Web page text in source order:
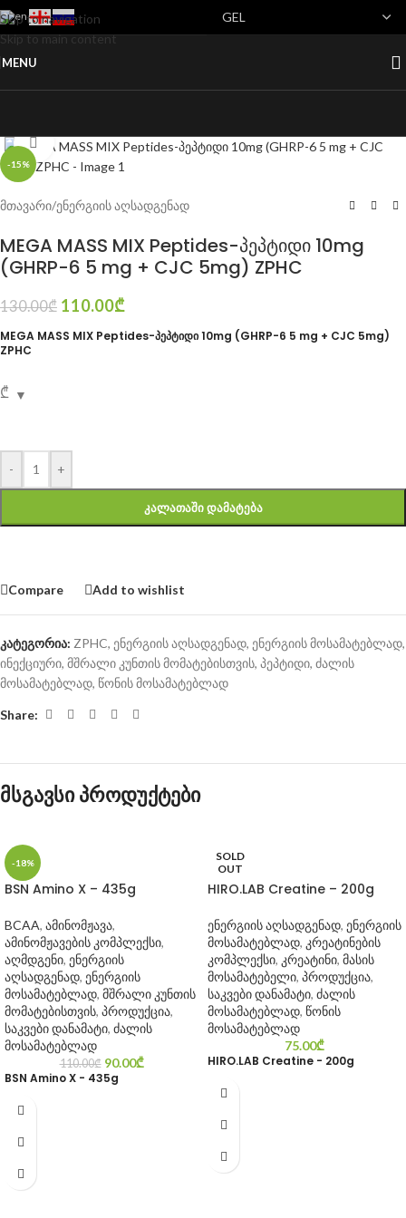
Skip to navigation
Skip to main content
MENU
-15%
Click to enlarge
მთავარი/ენერგიის აღსადგენად
MEGA MASS MIX Peptides-პეპტიდი 10mg
(GHRP-6 5 mg + CJC 5mg) ZPHC
130.00₾ 110.00₾
MEGA MASS MIX Peptides-პეპტიდი 10mg (GHRP-6 5 mg + CJC 5mg)
ZPHC
₾
- +
ᲙᲐᲚᲐᲗᲐᲨᲘ ᲓᲐᲛᲐᲢᲔᲑᲐ
Compare Add to wishlist
კატეგორია: ZPHC, ენერგიის აღსადგენად, ენერგიის მოსამატებლად,
ინექციური, მშრალი კუნთის მომატებისთვის, პეპტიდი, ძალის
მოსამატებლად, წონის მოსამატებლად
Share:
მსგავსი პროდუქტები
-18%
BSN Amino X – 435g
BCAA, ამინომჟავა,
ამინომჟავების კომპლექსი,
აღმდგენი, ენერგიის
აღსადგენად, ენერგიის
მოსამატებლად, მშრალი კუნთის
მომატებისთვის, პროდუქცია,
საკვები დანამატი, ძალის
მოსამატებლად
110.00₾ 90.00₾
BSN Amino X - 435g
SOLD
OUT
HIRO.LAB Creatine – 200g
ენერგიის აღსადგენად, ენერგიის
მოსამატებლად, კრეატინების
კომპლექსი, კრეატინი, მასის
მოსამატებელი, პროდუქცია,
საკვები დანამატი, ძალის
მოსამატებლად, წონის
მოსამატებლად
75.00₾
HIRO.LAB Creatine - 200g